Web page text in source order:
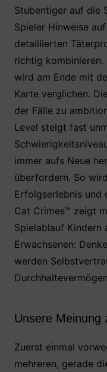
Stubentiger auf die
Spieler Hinweise
detaillierten
richtig kombinieren.
wird am Ende mit
Karte verglichen.
der Fälle zu
Level steigt fast
immer aufs Neue
überfordern. So
Erfolgserlebnis und
Cat Crimes™ zeigt
Spielablauf Kindern
Erwachsenen:
werden
Unsere Meinung
Zuerst einmal
mehreren, gerade